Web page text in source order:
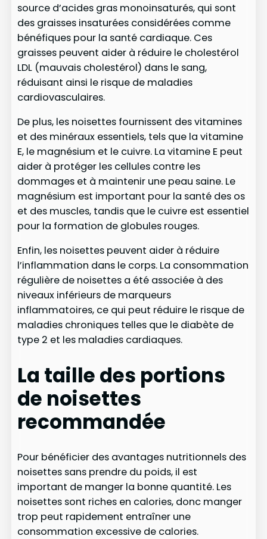
source d’acides gras monoinsaturés, qui sont
des graisses insaturées considérées comme
bénéfiques pour la santé cardiaque. Ces
graisses peuvent aider à réduire le cholestérol
LDL (mauvais cholestérol) dans le sang,
réduisant ainsi le risque de maladies
cardiovasculaires.
De plus, les noisettes fournissent des vitamines
et des minéraux essentiels, tels que la vitamine
E, le magnésium et le cuivre. La vitamine E peut
aider à protéger les cellules contre les
dommages et à maintenir une peau saine. Le
magnésium est important pour la santé des os
et des muscles, tandis que le cuivre est essentiel
pour la formation de globules rouges.
Enfin, les noisettes peuvent aider à réduire
l’inflammation dans le corps. La consommation
régulière de noisettes a été associée à des
niveaux inférieurs de marqueurs
inflammatoires, ce qui peut réduire le risque de
maladies chroniques telles que le diabète de
type 2 et les maladies cardiaques.
La taille des portions
de noisettes
recommandée
Pour bénéficier des avantages nutritionnels des
noisettes sans prendre du poids, il est
important de manger la bonne quantité. Les
noisettes sont riches en calories, donc manger
trop peut rapidement entraîner une
consommation excessive de calories.